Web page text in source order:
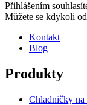
Přihlášením
Můžete se kdykoli
Kontakt
Blog
Produkty
Chladničky na